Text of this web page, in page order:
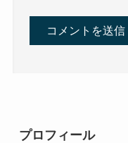
プロフィール